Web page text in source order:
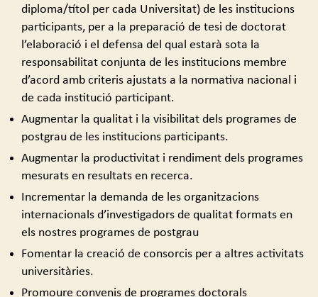
diploma/títol per cada Universitat) de les institucions
participants, per a la preparació de tesi de doctorat
l’elaboració i el defensa del qual estarà sota la
responsabilitat conjunta de les institucions membre
d’acord amb criteris ajustats a la normativa nacional i
de cada institució participant.
Augmentar la qualitat i la visibilitat dels programes de
postgrau de les institucions participants.
Augmentar la productivitat i rendiment dels programes
mesurats en resultats en recerca.
Incrementar la demanda de les organitzacions
internacionals d’investigadors de qualitat formats en
els nostres programes de postgrau
Fomentar la creació de consorcis per a altres activitats
universitàries.
Promoure convenis de programes doctorals